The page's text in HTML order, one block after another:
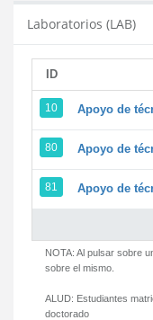
Laboratorios (LAB)
ID
10 Apoyo de
80 Apoyo de
81 Apoyo de
NOTA: Al pulsar sobre
sobre el mismo.
ALUD: Estudiantes
doctorado